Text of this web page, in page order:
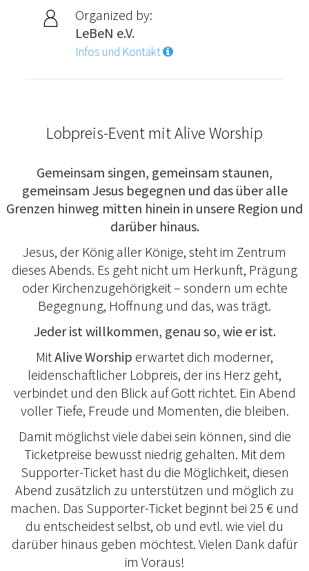
Organized by:
LeBeN e.V.
Infos und Kontakt
Lobpreis-Event mit Alive Worship
Gemeinsam singen, gemeinsam staunen,
gemeinsam Jesus begegnen und das über alle
Grenzen hinweg mitten hinein in unsere Region und
darüber hinaus.
Jesus, der König aller Könige, steht im Zentrum
dieses Abends. Es geht nicht um Herkunft, Prägung
oder Kirchenzugehörigkeit – sondern um echte
Begegnung, Hoffnung und das, was trägt.
Jeder ist willkommen, genau so, wie er ist.
MitAlive Worship erwartet dich moderner,
leidenschaftlicher Lobpreis, der ins Herz geht,
verbindet und den Blick auf Gott richtet. Ein Abend
voller Tiefe, Freude und Momenten, die bleiben.
Damit möglichst viele dabei sein können, sind die
Ticketpreise bewusst niedrig gehalten. Mit dem
Supporter-Ticket hast du die Möglichkeit, diesen
Abend zusätzlich zu unterstützen und möglich zu
machen. Das Supporter-Ticket beginnt bei 25 € und
du entscheidest selbst, ob und evtl. wie viel du
darüber hinaus geben möchtest. Vielen Dank dafür
im Voraus!